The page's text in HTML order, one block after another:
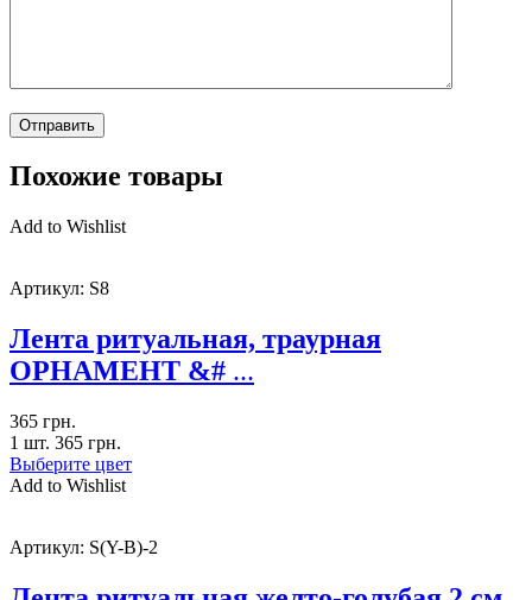
Похожие товары
Add to Wishlist
Артикул: S8
Лента ритуальная, траурная
ОРНАМЕНТ &# ...
365 грн.
1 шт. 365 грн.
Выберите цвет
Add to Wishlist
Артикул: S(Y-B)-2